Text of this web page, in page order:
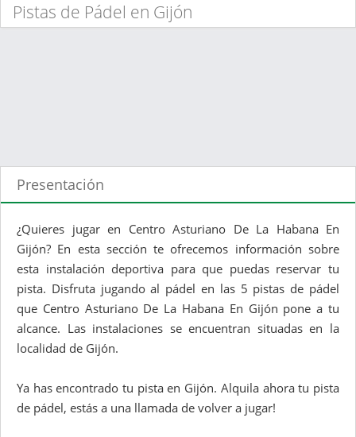
Pistas de Pádel en Gijón
Presentación
¿Quieres jugar en Centro Asturiano De La Habana En
Gijón? En esta sección te ofrecemos información sobre
esta instalación deportiva para que puedas reservar tu
pista. Disfruta jugando al pádel en las 5 pistas de pádel
que Centro Asturiano De La Habana En Gijón pone a tu
alcance. Las instalaciones se encuentran situadas en la
localidad de Gijón.
Ya has encontrado tu pista en Gijón. Alquila ahora tu pista
de pádel, estás a una llamada de volver a jugar!